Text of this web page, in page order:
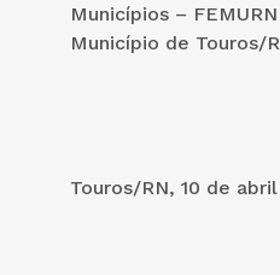
Municípios –
Município de Touros/
Touros/RN, 10 de